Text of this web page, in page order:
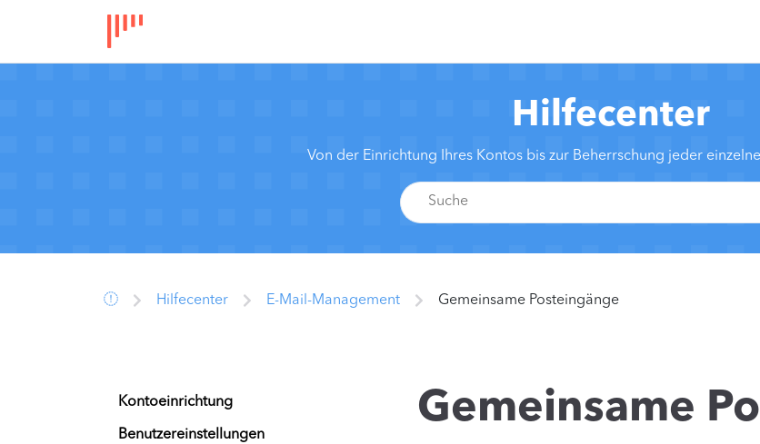
Hilfecenter
Von der Einrichtung Ihres Kontos bis zur Beherrschung jeder
Hilfecenter E-Mail-Management Gemeinsame Posteingänge
Kontoeinrichtung
Benutzereinstellungen
Gemeinsame